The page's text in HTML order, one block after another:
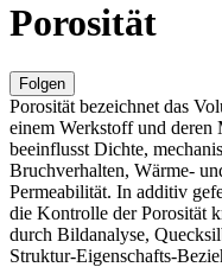
Porosität
Folgen
Porosität bezeichnet das
einem Werkstoff und
beeinflusst Dichte,
Bruchverhalten, Wärme-
Permeabilität. In additiv
die Kontrolle der Porosität
durch Bildanalyse,